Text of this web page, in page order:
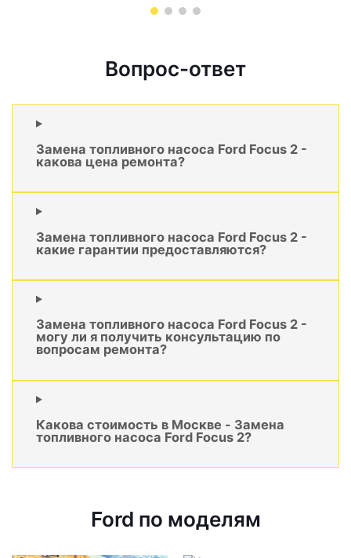
Вопрос-ответ
Замена топливного насоса Ford Focus 2 -
какова цена ремонта?
Замена топливного насоса Ford Focus 2 -
какие гарантии предоставляются?
Замена топливного насоса Ford Focus 2 -
могу ли я получить консультацию по
вопросам ремонта?
Какова стоимость в Москве - Замена
топливного насоса Ford Focus 2?
Ford по моделям